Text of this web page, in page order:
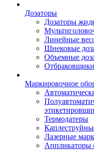
Дозаторы
Дозаторы
Линейные
Шнековые
Объемные
Маркировочное
Термодатеры
Лазерные
Аппликаторы